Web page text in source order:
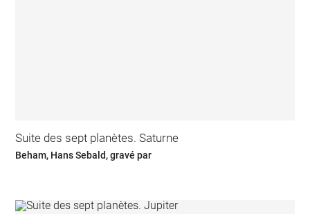
Suite des sept planètes. Saturne
Beham, Hans Sebald, gravé par